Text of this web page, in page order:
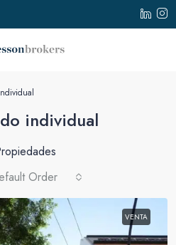
individual
Order
VENTA